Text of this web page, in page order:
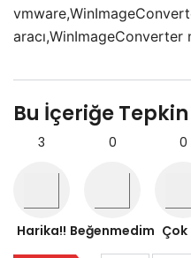
aracı,WinImageConverter
Bu İçeriğe
3
Harika!!
0
Beğenmedim
0
Çok